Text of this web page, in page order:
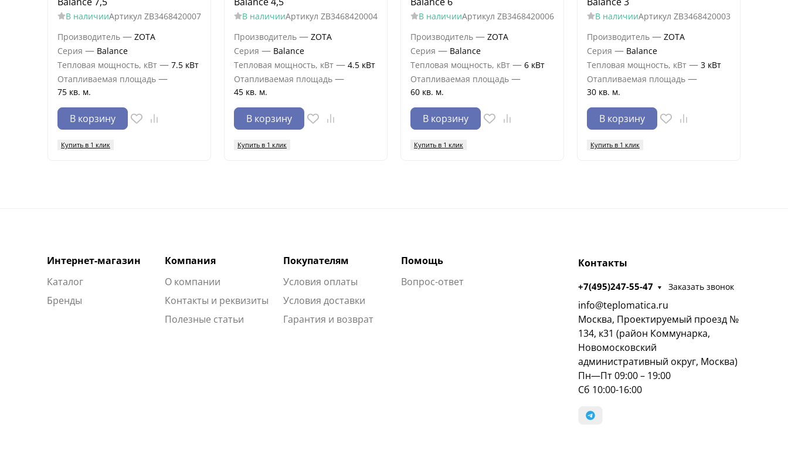
В наличииАртикул ZB3468420007
Производитель — ZOTA
Серия — Balance
Тепловая мощность, кВт — 7.5 кВт
Отапливаемая площадь —
75 кв. м.
В корзину
Купить в 1 клик
В наличииАртикул ZB3468420004
Производитель — ZOTA
Серия — Balance
Тепловая мощность, кВт — 4.5 кВт
Отапливаемая площадь —
45 кв. м.
В корзину
Купить в 1 клик
В наличииАртикул ZB3468420006
Производитель — ZOTA
Серия — Balance
Тепловая мощность, кВт — 6 кВт
Отапливаемая площадь —
60 кв. м.
В корзину
Купить в 1 клик
В наличииАртикул ZB3468420003
Производитель — ZOTA
Серия — Balance
Тепловая мощность, кВт — 3 кВт
Отапливаемая площадь —
30 кв. м.
В корзину
Купить в 1 клик
Интернет-магазин
Каталог
Бренды
Компания
О компании
Контакты и реквизиты
Полезные статьи
Покупателям
Условия оплаты
Условия доставки
Гарантия и возврат
Помощь
Вопрос-ответ
Контакты
+7(495)247-55-47 Заказать звонок
info@teplomatica.ru
Москва, Проектируемый проезд №
134, к31 (район Коммунарка,
Новомосковский
административный округ, Москва)
Пн—Пт 09:00 – 19:00
Сб 10:00-16:00